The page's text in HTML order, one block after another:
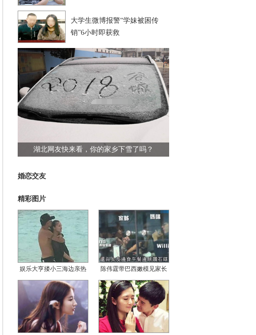
大学生微博报警“学妹被困传
销”6小时即获救
湖北网友快来看，你的家乡下雪了吗？
婚恋交友
精彩图片
娱乐大亨搂小三海边亲热 陈伟霆带巴西嫩模见家长